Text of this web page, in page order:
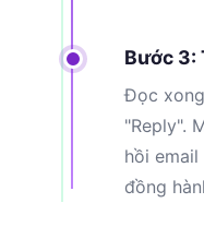
Bước 3:
Đọc
"Reply".
hồi
đồng